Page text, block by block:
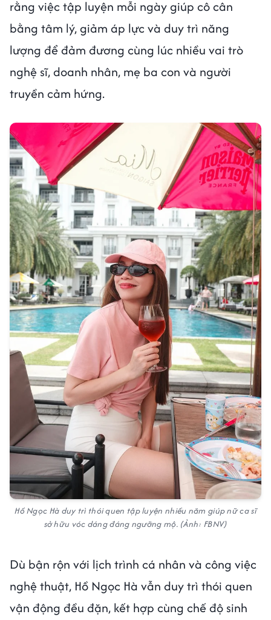
rằng việc tập luyện mỗi ngày giúp cô cân
bằng tâm lý, giảm áp lực và duy trì năng
lượng để đảm đương cùng lúc nhiều vai trò
nghệ sĩ, doanh nhân, mẹ ba con và người
truyền cảm hứng.
Hồ Ngọc Hà duy trì thói quen tập luyện nhiều năm giúp nữ ca sĩ
sở hữu vóc dáng đáng ngưỡng mộ. (Ảnh: FBNV)
Dù bận rộn với lịch trình cá nhân và công việc
nghệ thuật, Hồ Ngọc Hà vẫn duy trì thói quen
vận động đều đặn, kết hợp cùng chế độ sinh